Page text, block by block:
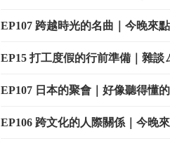
EP107 跨越時光的名曲｜今晚來
EP15 打工度假的行前準備｜雜談
EP107 日本的聚會｜好像聽得懂
EP106 跨文化的人際關係｜今晚